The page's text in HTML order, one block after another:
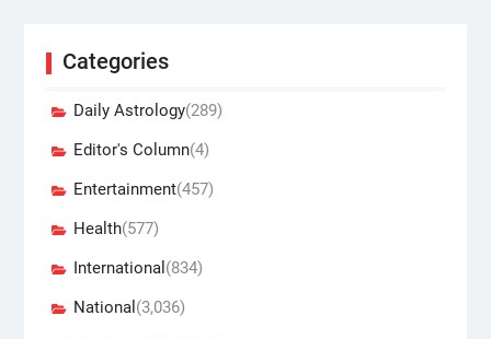
Categories
Daily Astrology(289)
Editor's Column(4)
Entertainment(457)
Health(577)
International (834)
National (3,036)